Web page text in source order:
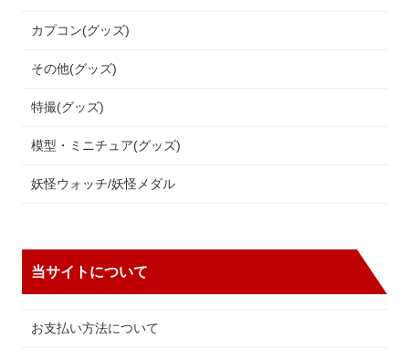
カプコン(グッズ)
その他(グッズ)
特撮(グッズ)
模型・ミニチュア(グッズ)
妖怪ウォッチ/妖怪メダル
当サイトについて
お支払い方法について